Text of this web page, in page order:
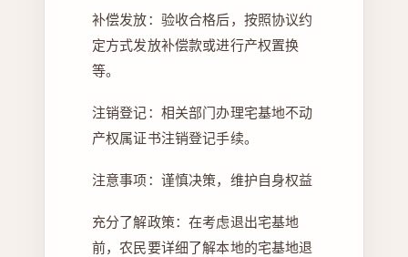
补偿发放：验收合格后，按照协议约
定方式发放补偿款或进行产权置换
等。
注销登记：相关部门办理宅基地不动
产权属证书注销登记手续。
注意事项：谨慎决策，维护自身权益
充分了解政策：在考虑退出宅基地
前，农民要详细了解本地的宅基地退